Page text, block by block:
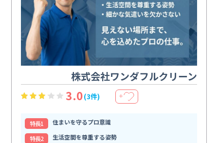
株式会社ワンダフルクリーン
3.0(3件) ＋
特⻑1
住まいを守るプロ意識
特⻑2
生活空間を尊重する姿勢